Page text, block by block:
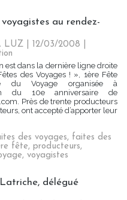
au rendez-
LUZ | 12/03/2008
est dans la dernière ligne droite
des Voyages ! », 1ère Fête
du Voyage organisée à
du 10e anniversaire de
Près de trente producteurs
ont accepté d’apporter leur
des voyages, faites des
fête, producteurs,
, voyagistes
délégué